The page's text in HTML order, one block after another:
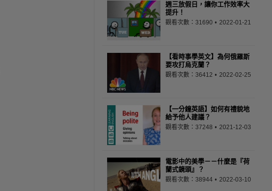
週三放假日，讓你工作效率大
提升！
觀看次數：31690 2022-01-21
【看時事學英文】為何俄羅斯
要攻打烏克蘭？
觀看次數：36412 2022-02-25
【一分鐘英語】如何有禮貌地
給予他人建議？
觀看次數：37248 2021-12-03
電影中的美學－－什麼是『荷
蘭式鏡頭』？
觀看次數：38944 2022-03-10